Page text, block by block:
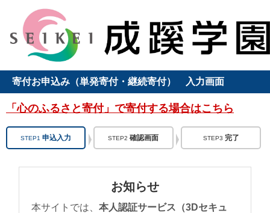
寄付お申込み（単発寄付・継続寄付） 入力画面
「心のふるさと寄付」で寄付する場合はこちら
STEP1 申込入力 STEP2 確認画面 STEP3 完了
お知らせ
本サイトでは、本人認証サービス（3Dセキュ